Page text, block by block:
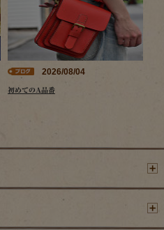
2026/08/04
初めてのA品番